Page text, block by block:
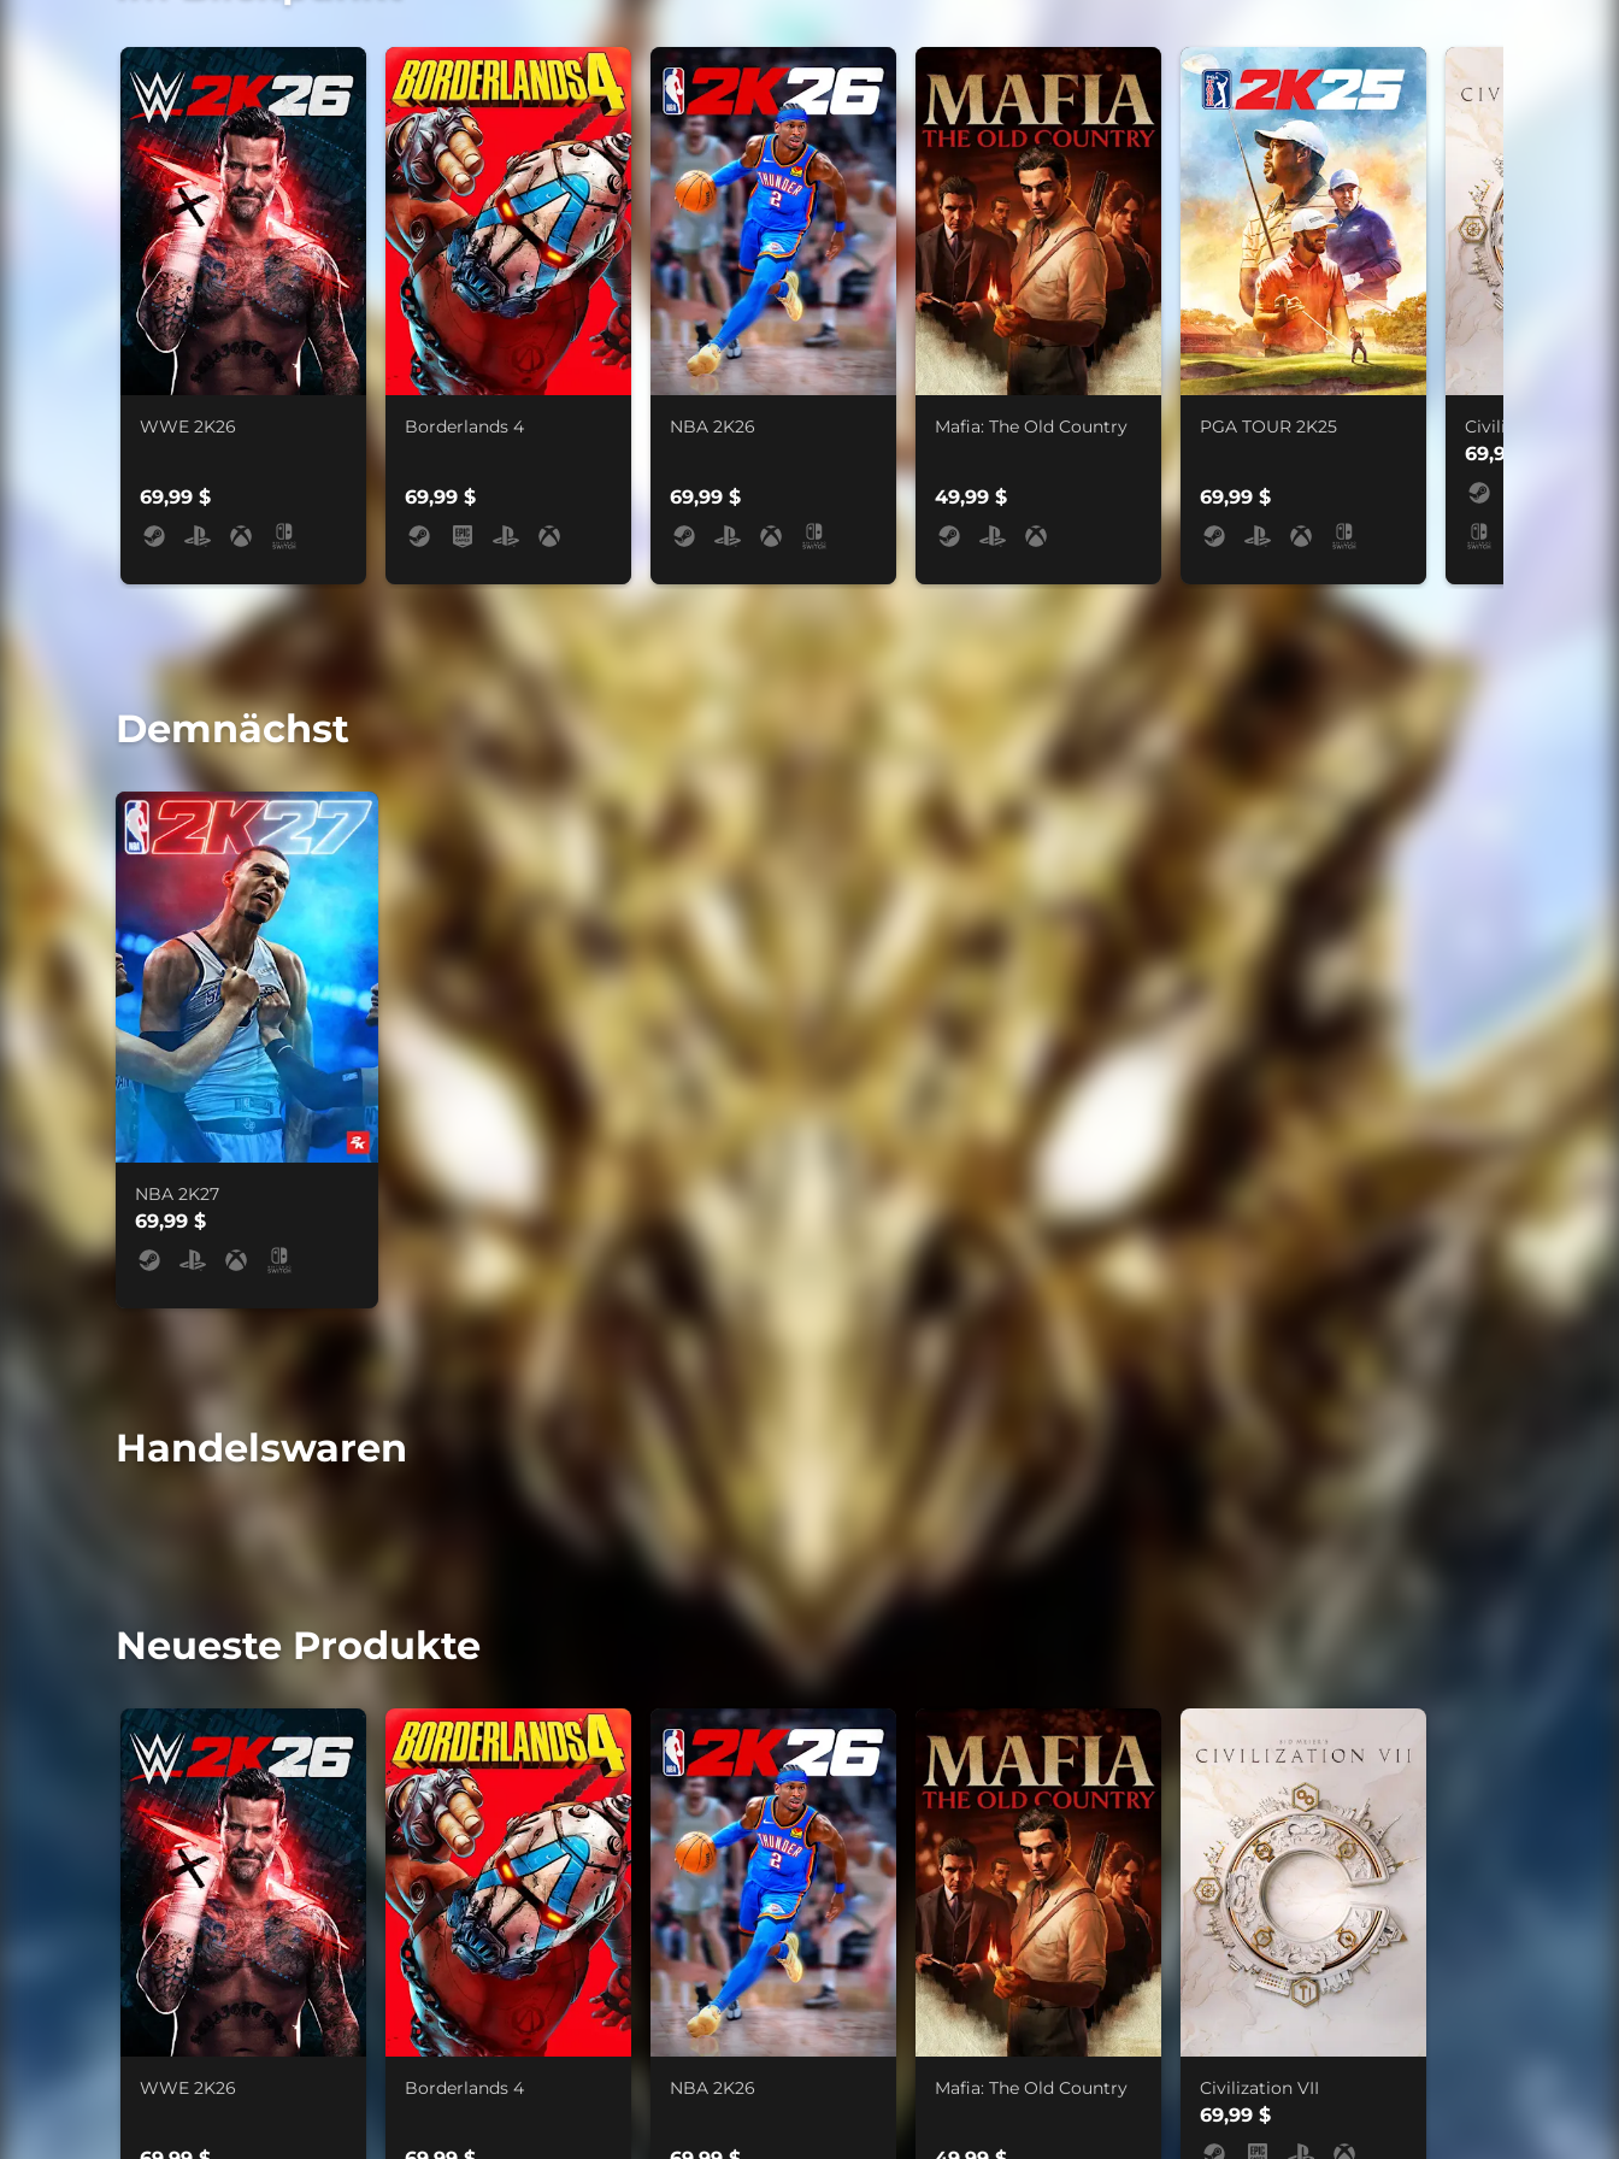
WWE 2K26
69,99 $
Borderlands 4
69,99 $
NBA 2K26
69,99 $
Mafia: The Old Country
49,99 $
PGA TOUR 2K25
69,99 $
Civilization VII
69,99 $
Demnächst
NBA 2K27
69,99 $
Handelswaren
Neueste Produkte
WWE 2K26 Borderlands 4 NBA 2K26 Mafia: The Old Country Civilization VII
69,99 $